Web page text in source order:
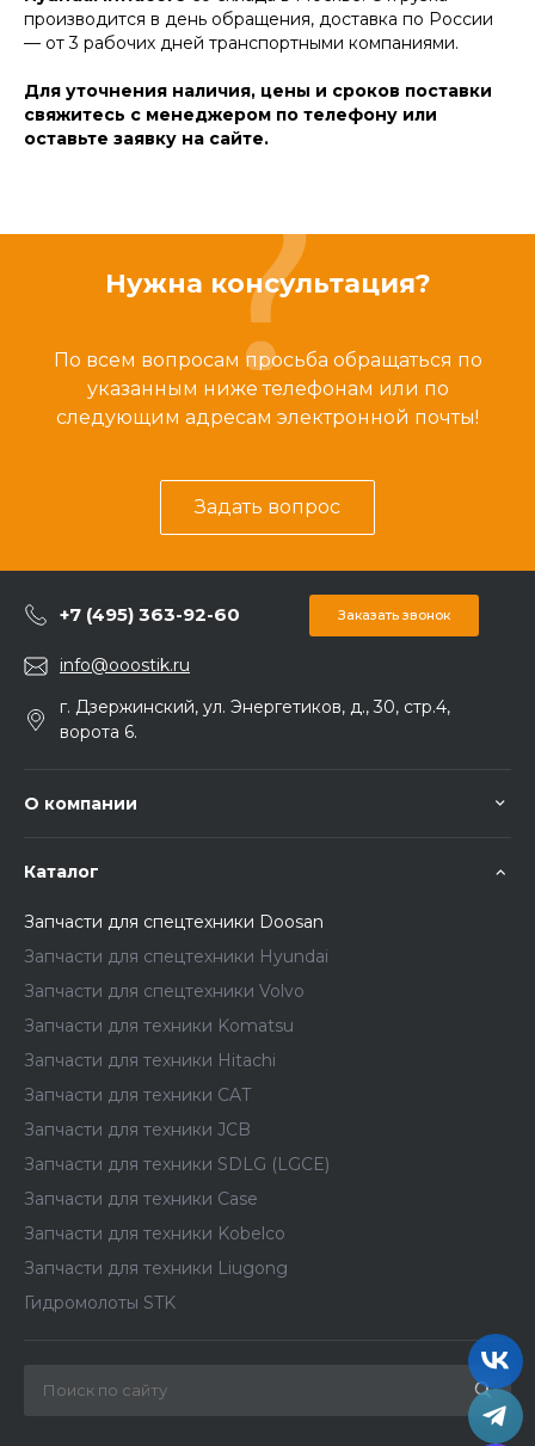
производится в день обращения, доставка по России
— от 3 рабочих дней транспортными компаниями.
Для уточнения наличия, цены и сроков поставки
свяжитесь с менеджером по телефону или
оставьте заявку на сайте.
Нужна консультация?
По всем вопросам просьба обращаться по
указанным ниже телефонам или по
следующим адресам электронной почты!
Задать вопрос
+7 (495) 363-92-60 Заказать звонок
info@ooostik.ru
г. Дзержинский, ул. Энергетиков, д., 30, стр.4,
ворота 6.
О компании
Каталог
Запчасти для спецтехники Doosan
Запчасти для спецтехники Hyundai
Запчасти для спецтехники Volvo
Запчасти для техники Komatsu
Запчасти для техники Hitachi
Запчасти для техники CAT
Запчасти для техники JCB
Запчасти для техники SDLG (LGCE)
Запчасти для техники Case
Запчасти для техники Kobelco
Запчасти для техники Liugong
Гидромолоты STK